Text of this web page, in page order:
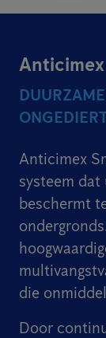
Anticimex
systeem
beschermt
die
Door